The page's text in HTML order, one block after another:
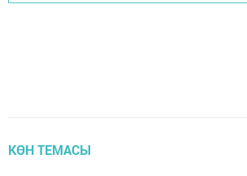
КӨН ТЕМАСЫ